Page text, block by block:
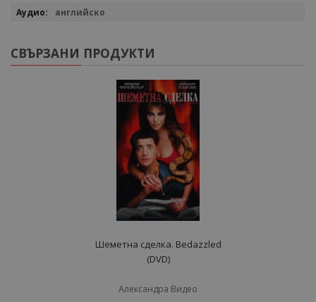
английско
СВЪРЗАНИ ПРОДУКТИ
Шеметна сделка. Bedazzled
(DVD)
Александра Видео